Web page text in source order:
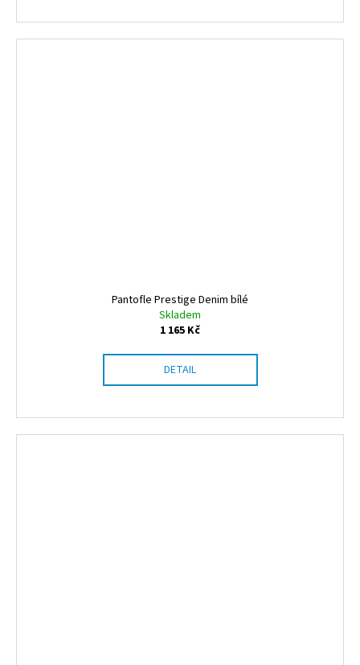
Pantofle Prestige Denim bílé
Skladem
1 165 Kč
DETAIL